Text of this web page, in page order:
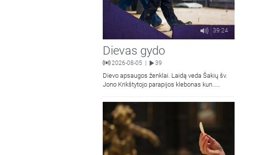
39:24
Dievas gydo
2026-08-05 39
Dievo apsaugos ženklai. Laidą veda Šakių šv.
Jono Krikštytojo parapijos klebonas kun.